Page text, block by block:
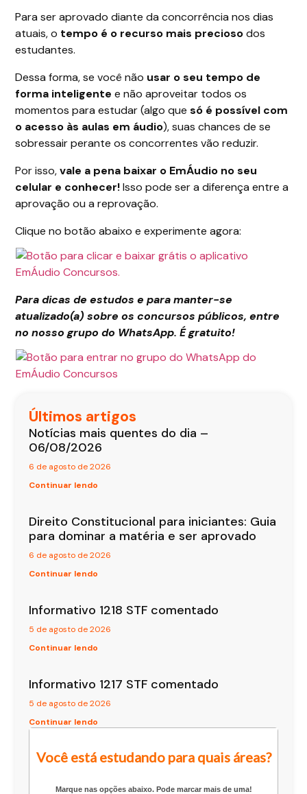
Para ser aprovado diante da concorrência nos dias
atuais, o tempo é o recurso mais preciosodos
estudantes.
Dessa forma, se você não usar o seu tempo de
forma inteligente e não aproveitar todos os
momentos para estudar (algo quesó é possível com
o acesso às aulas em áudio), suas chances de se
sobressair perante os concorrentes vão reduzir.
Por isso,vale a pena baixar o EmÁudio no seu
celular e conhecer!Isso pode ser a diferença entre a
aprovação ou a reprovação.
Clique no botão abaixo e experimente agora:
Para dicas de estudos e para manter-se
atualizado(a) sobre os concursos públicos, entre
no nosso grupo do WhatsApp. É gratuito!
Últimos artigos
Notícias mais quentes do dia –
06/08/2026
6 de agosto de 2026
Continuar lendo
Direito Constitucional para iniciantes: Guia
para dominar a matéria e ser aprovado
6 de agosto de 2026
Continuar lendo
Informativo 1218 STF comentado
5 de agosto de 2026
Continuar lendo
Informativo 1217 STF comentado
5 de agosto de 2026
Continuar lendo
Você está estudando para quais áreas?
Marque nas opções abaixo. Pode marcar mais de uma!